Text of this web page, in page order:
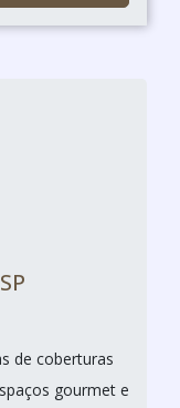
de coberturas
gourmet e